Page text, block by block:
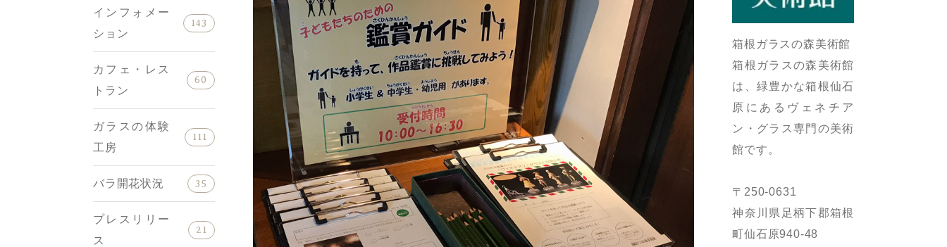
インフォメー
ション
143
カフェ・レス
トラン
60
ガラスの体験
工房
111
バラ開花状況 35
プレスリリー
ス
21
箱根ガラスの森美術館
箱根ガラスの森美術館
は、緑豊かな箱根仙石
原にあるヴェネチア
ン・グラス専門の美術
館です。
〒250-0631
神奈川県足柄下郡箱根
町仙石原940-48